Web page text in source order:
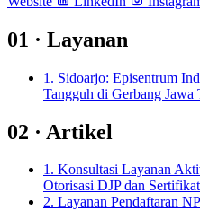
01 · Layanan
1. Sidoarjo: Episentrum
Tangguh di Gerbang Jawa
02 · Artikel
1. Konsultasi Layanan
Otorisasi DJP dan
2. Layanan Pendaftaran